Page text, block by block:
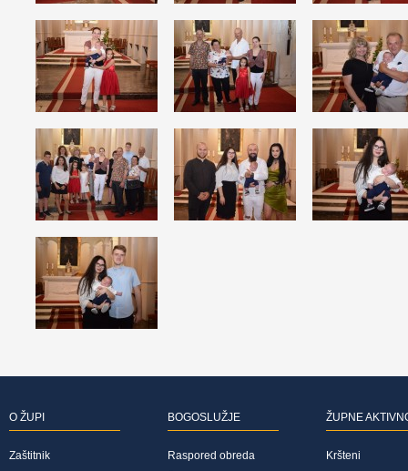
O ŽUPI
Zaštitnik
BOGOSLUŽJE
Raspored obreda
ŽUPNE
Kršteni